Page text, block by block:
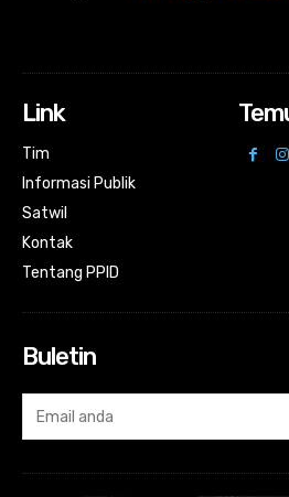
Link
Tim
Informasi Publik
Satwil
Kontak
Tentang PPID
Buletin